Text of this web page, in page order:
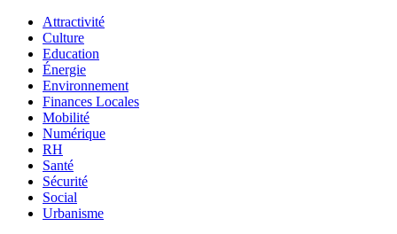
Attractivité
Culture
Education
Énergie
Environnement
Finances Locales
Mobilité
Numérique
RH
Santé
Sécurité
Social
Urbanisme